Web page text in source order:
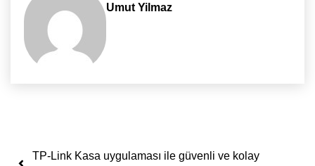
Umut Yilmaz
Yazı dolaşımı
TP-Link Kasa uygulaması ile güvenli ve kolay